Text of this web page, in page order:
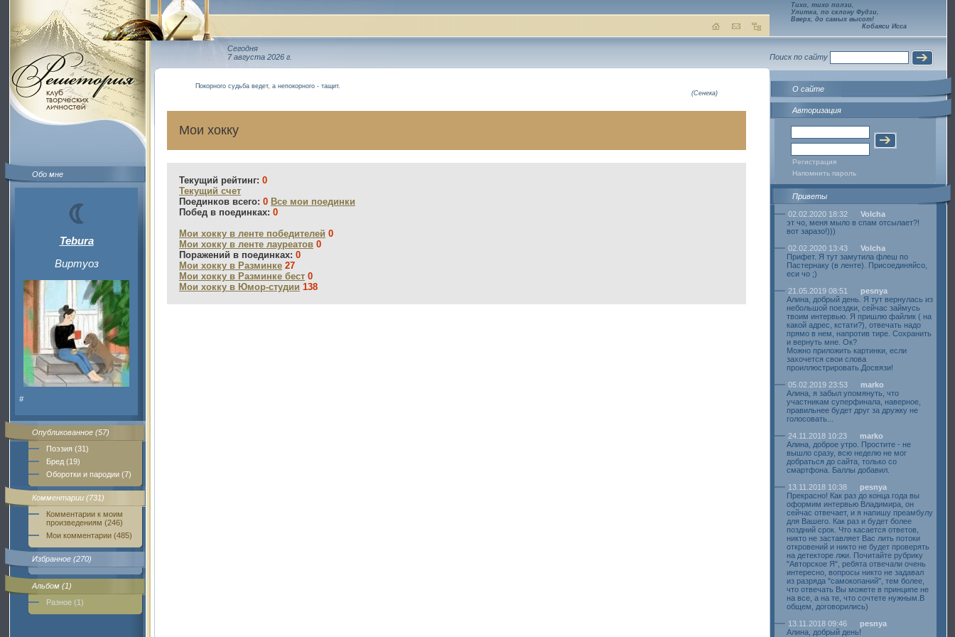
Обо мне
Tebura
Виртуоз
#
Опубликованное (57)
Поэзия (31)
Бред (19)
Оборотки и пародии (7)
Комментарии (731)
Комментарии к моим
произведениям (246)
Мои комментарии (485)
Избранное (270)
Альбом (1)
Разное (1)
Сегодня
7 августа 2026 г.
Покорного судьба ведет, а непокорного - тащит.
(Сенека)
Мои хокку
Текущий рейтинг: 0
Текущий счет
Поединков всего: 0 Все мои поединки
Побед в поединках: 0
Мои хокку в ленте победителей 0
Мои хокку в ленте лауреатов 0
Поражений в поединках: 0
Мои хокку в Разминке 27
Мои хокку в Разминке бест 0
Мои хокку в Юмор-студии 138
Тихо, тихо ползи,
Улитка, по склону Фудзи,
Вверх, до самых высот!
Кобаяси Исса
Поиск по сайту
О сайте
Авторизация
Регистрация
Напомнить пароль
Приветы
02.02.2020 18:32
Volcha
эт чо, меня мыло в спам отсылает?!
вот заразо!)))
02.02.2020 13:43
Volcha
Прифет. Я тут замутила флеш по
Пастернаку (в ленте). Присоединяйсо,
еси чо ;)
21.05.2019 08:51
pesnya
Алина, добрый день. Я тут вернулась из
небольшой поездки, сейчас займусь
твоим интервью. Я пришлю файлик ( на
какой адрес, кстати?), отвечать надо
прямо в нем, напротив тире. Сохранить
и вернуть мне. Ок?
Можно приложить картинки, если
захочется свои слова
проиллюстрировать.Досвязи!
05.02.2019 23:53
marko
Алина, я забыл упомянуть, что
участникам суперфинала, наверное,
правильнее будет друг за дружку не
голосовать...
24.11.2018 10:23
marko
Алина, доброе утро. Простите - не
вышло сразу, всю неделю не мог
добраться до сайта, только со
смартфона. Баллы добавил.
13.11.2018 10:38
pesnya
Прекрасно! Как раз до конца года вы
оформим интервью Владимира, он
сейчас отвечает, и я напишу преамбулу
для Вашего. Как раз и будет более
поздний срок. Что касается ответов,
никто не заставляет Вас лить потоки
откровений и никто не будет проверять
на детекторе лжи. Почитайте рубрику
"Авторское Я", ребята отвечали очень
интересно, вопросы никто не задавал
из разряда "самокопаний", тем более,
что отвечать Вы можете в принципе не
на все, а на те, что сочтете нужным.В
общем, договорились)
13.11.2018 09:46
pesnya
Алина, добрый день!